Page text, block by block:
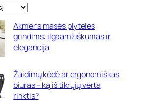
Akmens masės plytelės
grindims: ilgaamžiškumas ir
elegancija
Žaidimų kėdė ar ergonomiškas
biuras – ką iš tikrųjų verta
rinktis?